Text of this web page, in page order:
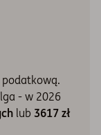
podatkową.
- w 2026
lub 3617 zł